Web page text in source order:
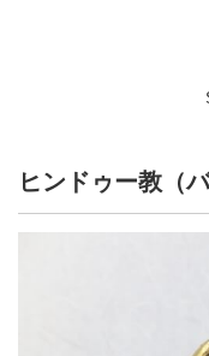
ヒンドゥー教（